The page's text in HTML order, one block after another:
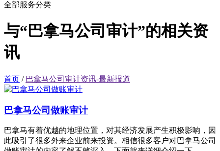
全部服务分类
与“巴拿马公司审计”的相关资
讯
首页 / 巴拿马公司审计资讯-最新报道
巴拿马公司做账审计
巴拿马有着优越的地理位置，对其经济发展产生积极影响，因
此吸引了很多外来企业前来投资。相信很多客户对巴拿马公司